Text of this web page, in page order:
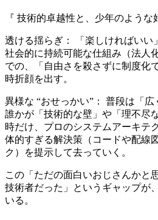
『 技術的卓越性と、少年のような
透ける揺らぎ： 「楽しければいい
社会的に持続可能な仕組み（法人
での、「自由さを殺さずに制度化
時折顔を出す。
異様な “おせっかい”： 普段は「広
誰かが「技術的な壁」や「理不尽
時だけ、プロのシステムアーキテ
体的すぎる解決策（コードや配線
ク）を提示して去っていく。
この「ただの面白いおじさんかと
技術者だった」というギャップが
いる。